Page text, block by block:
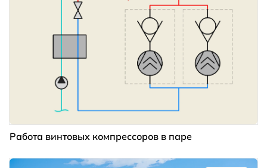
Работа винтовых компрессоров в паре